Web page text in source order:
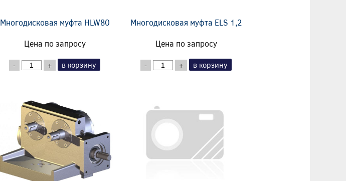
Многодисковая муфта HLW80
Цена по запросу
- + в корзину
Многодисковая муфта ELS 1,2
Цена по запросу
- + в корзину